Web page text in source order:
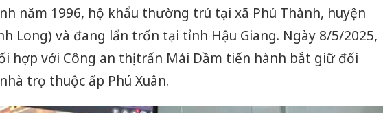
năm 1996, hộ khẩu thường trú tại xã Phú Thành, huyện
Long) và đang lẩn trốn tại tỉnh Hậu Giang. Ngày 8/5/2025,
hợp với Công an thị trấn Mái Dầm tiến hành bắt giữ đối
trọ thuộc ấp Phú Xuân.